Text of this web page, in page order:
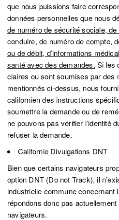
que nous puissions faire
données personnelles que nous
de numéro de sécurité sociale,
conduire, de numéro de compte,
ou de débit, d’informations
santé avec des demandes. Si les
claires ou sont soumises par des
mentionnés ci-dessus, nous
californien des instructions
soumettre la demande ou de
ne pouvons pas vérifier l’identité
refuser la demande.
Californie Divulgations DNT
Bien que certains navigateurs
option DNT (Do not Track), il
industrielle commune concernant
répondons donc pas
navigateurs.